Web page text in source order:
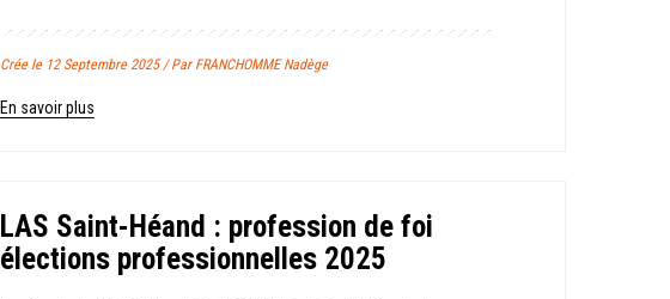
Crée le 12 Septembre 2025 / Par FRANCHOMME Nadège
En savoir plus
LAS Saint-Héand : profession de foi
élections professionnelles 2025